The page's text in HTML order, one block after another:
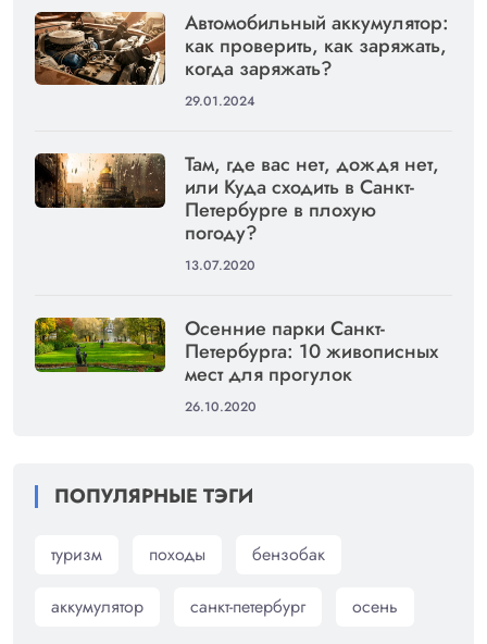
Автомобильный аккумулятор:
как проверить, как заряжать,
когда заряжать?
29.01.2024
Там, где вас нет, дождя нет,
или Куда сходить в Санкт-
Петербурге в плохую
погоду?
13.07.2020
Осенние парки Санкт-
Петербурга: 10 живописных
мест для прогулок
26.10.2020
ПОПУЛЯРНЫЕ ТЭГИ
туризм походы бензобак
аккумулятор санкт-петербург осень